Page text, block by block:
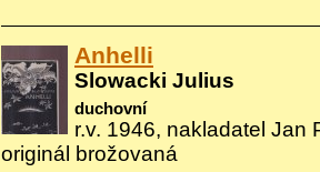
Anhelli
Slowacki Julius
duchovní
r.v. 1946, nakladatel Jan
originál brožovaná